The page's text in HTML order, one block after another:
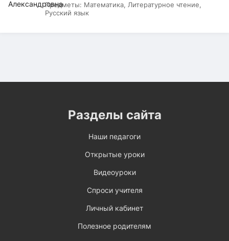
Предметы: Математика, Литературное чтение,
Русский язык
Разделы сайта
Наши педагоги
Открытые уроки
Видеоуроки
Спроси учителя
Личный кабинет
Полезное родителям